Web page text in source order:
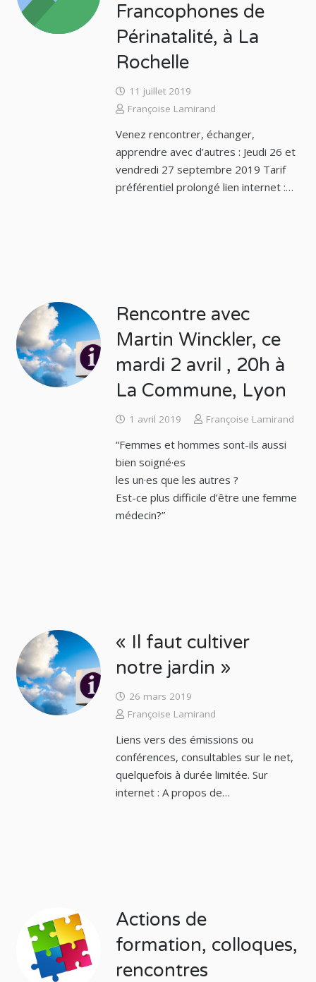
Francophones de
Périnatalité, à La
Rochelle
11 juillet 2019
Françoise Lamirand
Venez rencontrer, échanger,
apprendre avec d’autres : Jeudi 26 et
vendredi 27 septembre 2019 Tarif
préférentiel prolongé lien internet :…
Rencontre avec
Martin Winckler, ce
mardi 2 avril , 20h à
La Commune, Lyon
1 avril 2019 Françoise Lamirand
“Femmes et hommes sont-ils aussi
bien soigné·es
les un·es que les autres ?
Est-ce plus difficile d’être une femme
médecin?”
« Il faut cultiver
notre jardin »
26 mars 2019
Françoise Lamirand
Liens vers des émissions ou
conférences, consultables sur le net,
quelquefois à durée limitée. Sur
internet : A propos de…
Actions de
formation, colloques,
rencontres